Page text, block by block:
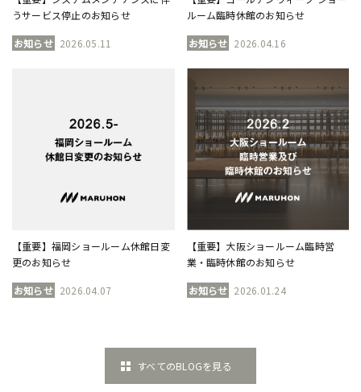
うサービス停止のお知らせ
お知らせ 2026.05.11
ルーム臨時休館のお知らせ
お知らせ 2026.04.16
【重要】福岡ショールーム休館日変
更のお知らせ
お知らせ 2026.04.07
【重要】大阪ショールーム臨時営
業・臨時休館のお知らせ
お知らせ 2026.01.24
すべてのBLOGを見る